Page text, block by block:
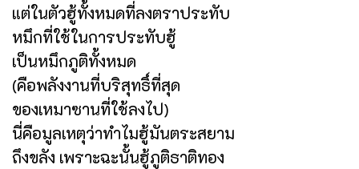
แต่ในตัวฮู้ทั้งหมดที่ลงตราประทับ
หมึกที่ใช้ในการประทับฮู้
เป็นหมึกภูติทั้งหมด
(คือพลังงานที่บริสุทธิ์ที่สุด
ของเหมาซานที่ใช้ลงไป)
นี่คือมูลเหตุว่าทำไมฮู้มันตระสยาม
ถึงขลัง เพราะฉะนั้นฮู้ภูติธาติทอง